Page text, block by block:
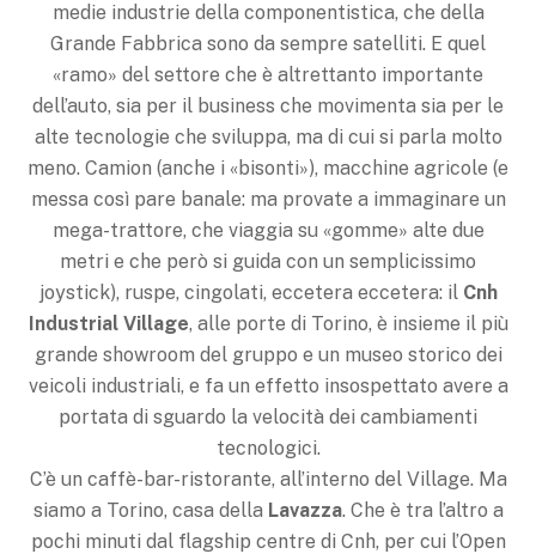
medie industrie della componentistica, che della
Grande Fabbrica sono da sempre satelliti. E quel
«ramo» del settore che è altrettanto importante
dell’auto, sia per il business che movimenta sia per le
alte tecnologie che sviluppa, ma di cui si parla molto
meno. Camion (anche i «bisonti»), macchine agricole (e
messa così pare banale: ma provate a immaginare un
mega-trattore, che viaggia su «gomme» alte due
metri e che però si guida con un semplicissimo
joystick), ruspe, cingolati, eccetera eccetera: il Cnh
Industrial Village, alle porte di Torino, è insieme il più
grande showroom del gruppo e un museo storico dei
veicoli industriali, e fa un effetto insospettato avere a
portata di sguardo la velocità dei cambiamenti
tecnologici.
C’è un caffè-bar-ristorante, all’interno del Village. Ma
siamo a Torino, casa della Lavazza. Che è tra l’altro a
pochi minuti dal flagship centre di Cnh, per cui l’Open